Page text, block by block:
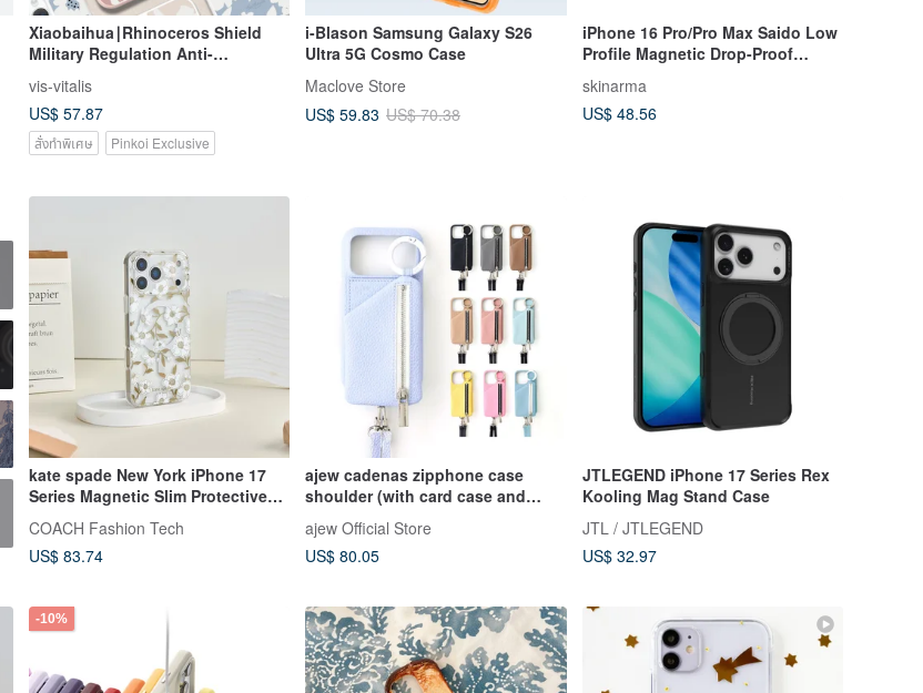
Xiaobaihua∣Rhinoceros Shield
Military Regulation Anti-
fall∣SolidSuit Anti-fall Back Cover
Mobile Phone Case
vis-vitalis
US$ 57.87
สั่งทำพิเศษ Pinkoi Exclusive
i-Blason Samsung Galaxy S26
Ultra 5G Cosmo Case
Maclove Store
US$ 59.83 US$ 70.38
iPhone 16 Pro/Pro Max Saido Low
Profile Magnetic Drop-Proof
Phone Case with Buckle - Gold
skinarma
US$ 48.56
kate spade New York iPhone 17
Series Magnetic Slim Protective
COACH Fashion Tech
US$ 83.74
ajew cadenas zipphone case
shoulder (with card case and
ajew Official Store
US$ 80.05
JTLEGEND iPhone 17 Series Rex
Kooling Mag Stand Case
JTL / JTLEGEND
US$ 32.97
-10%